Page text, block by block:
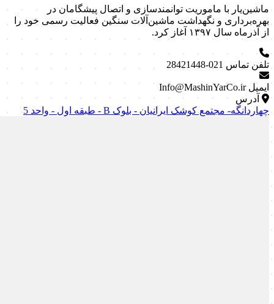
ماشین‌یار با ماموریت توانمندسازی و اتصال پیشگامان در
بهره‌برداری و نگهداشت ماشین‌آلات سنگین فعالیت رسمی خود را
از آذرماه سال ۱۳۹۷ آغاز کرد.
تلفن تماس 021-28421448
ایمیل Info@MashinYarCo.ir
آدرس
چهاردانگه- مجتمع کوشک ایرانیان - بلوک B - طبقه اول - واحد 5